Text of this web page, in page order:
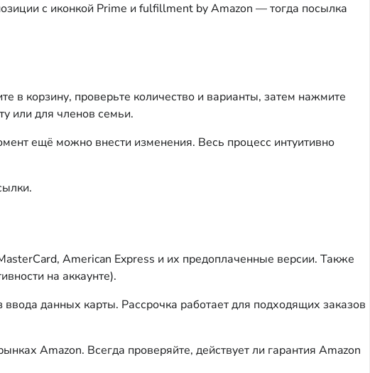
с иконкой Prime и fulfillment by Amazon — тогда посылка
в корзину, проверьте количество и варианты, затем нажмите
или для членов семьи.
ещё можно внести изменения. Весь процесс интуитивно
American Express и их предоплаченные версии. Также
на аккаунте).
данных карты. Рассрочка работает для подходящих заказов
Amazon. Всегда проверяйте, действует ли гарантия Amazon